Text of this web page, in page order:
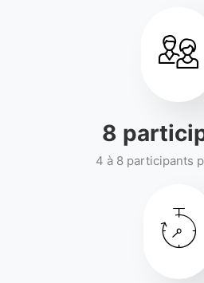
8
4 à 8 participants